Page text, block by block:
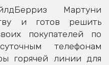
Мартуни
и готов решить
покупателей по
телефонам
горячей линии для